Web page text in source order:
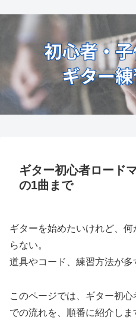
ギター初心者ロード
の1曲まで
ギターを始めたいけれど、
らない。
道具やコード、練習方法が多
このページでは、ギター初
での流れを、順番に紹介しま